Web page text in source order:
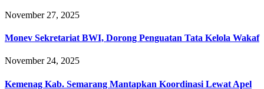
November 27, 2025
Monev Sekretariat BWI, Dorong Penguatan Tata Kelola Wakaf
November 24, 2025
Kemenag Kab. Semarang Mantapkan Koordinasi Lewat Apel